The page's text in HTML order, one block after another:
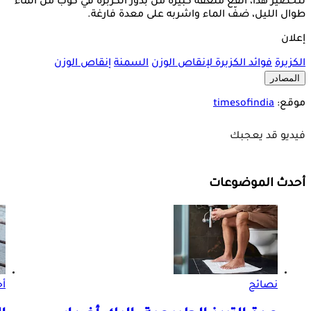
طوال الليل، ضفّ الماء واشربه على معدة فارغة.
إعلان
الكزبرة فوائد الكزبرة لإنقاص الوزن السمنة إنقاص الوزن
المصادر
موقع: timesofindia
فيديو قد يعجبك
أحدث الموضوعات
نصائح